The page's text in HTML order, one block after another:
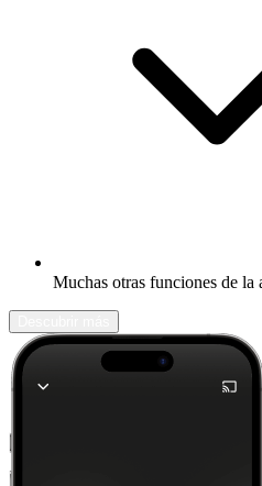
Muchas otras funciones de la